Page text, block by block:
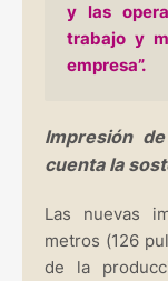
y las
trabajo y
empresa”.
Impresión
cuenta la
Las nuevas
metros (126
de la